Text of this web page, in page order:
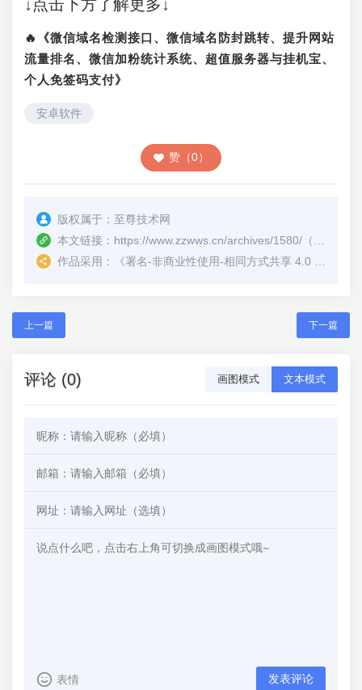
↓点击下方了解更多↓
🔥《微信域名检测接口、微信域名防封跳转、提升网站
流量排名、微信加粉统计系统、超值服务器与挂机宝、
个人免签码支付》
安卓软件
赞（0）
版权属于： 至尊技术网
本文链接： https://www.zzwws.cn/archives/1580/ （转载时请注明本文出处及文章链接）
作品采用：
《署名-非商业性使用-相同方式共享 4.0 国际 (CC BY-NC-SA 4.0)
上一篇 下一篇
评论 (0) 画图模式 文本模式
表情 发表评论